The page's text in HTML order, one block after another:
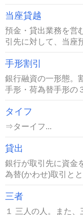
当座貸越
預金・貸出業務を営
引先に対して、当座
手形割引
銀行融資の一形態。
手形・荷為替手形の
タイフ
⇒ターイフ...
貸出
銀行が取引先に資金
為替(かわせ)取引と
三者
１ 三人の人。また